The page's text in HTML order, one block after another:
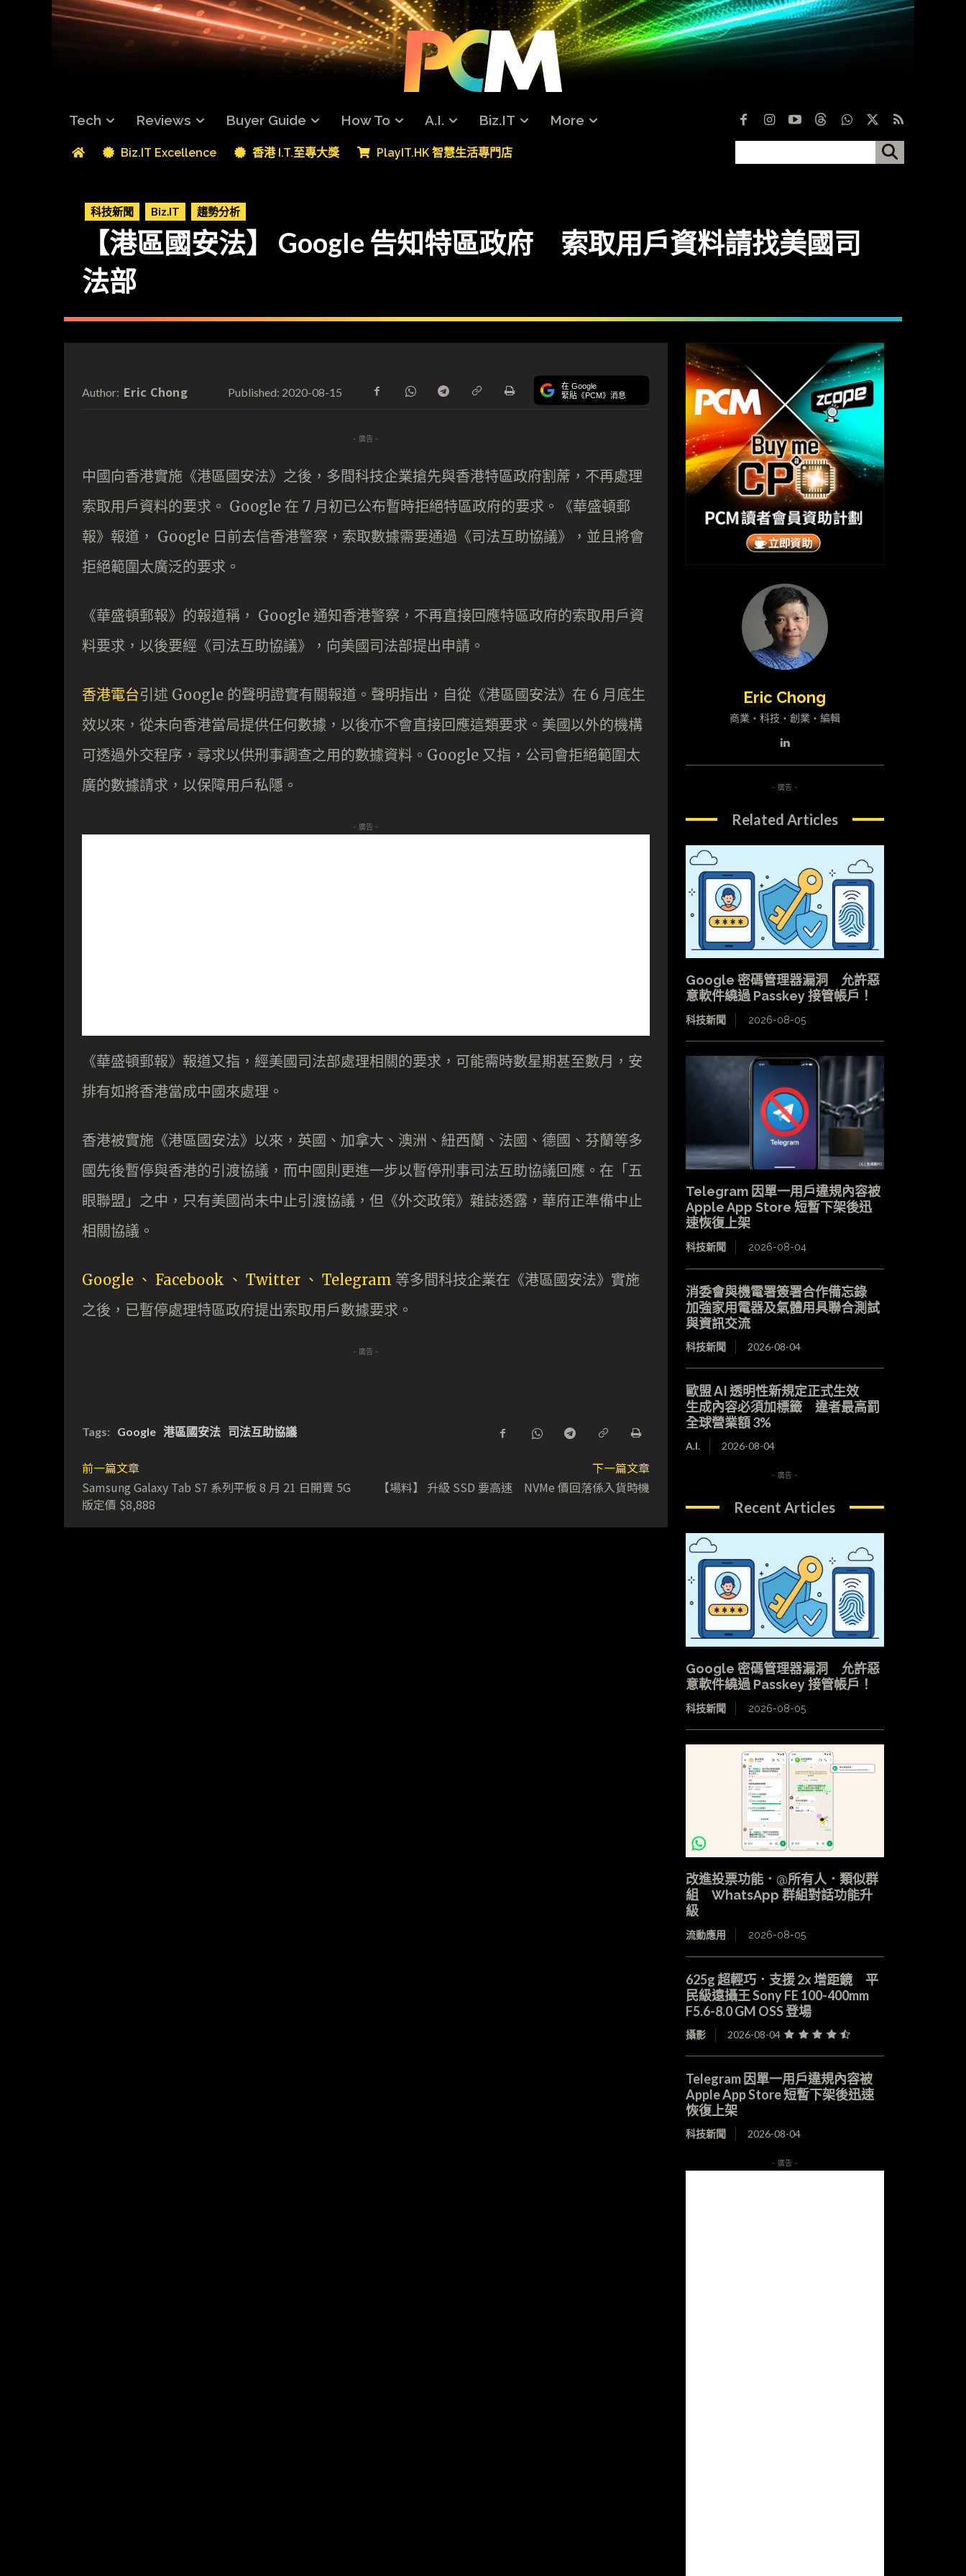
Tech Reviews Buyer Guide How To A.I. Biz.IT More
Biz.IT Excellence 香港 I.T.至專大獎 PlayIT.HK 智慧生活專門店
科技新聞 Biz.IT 趨勢分析
【港區國安法】 Google 告知特區政府 索取用戶資料請找美國司
法部
Author: Eric Chong Published: 2020-08-15 在 Google
緊貼《PCM》消息
- 廣告 -
中國向香港實施《港區國安法》之後，多間科技企業搶先與香港特區政府割蓆，不再處理
索取用戶資料的要求。 Google 在 7 月初已公布暫時拒絕特區政府的要求。《華盛頓郵
報》報道， Google 日前去信香港警察，索取數據需要通過《司法互助協議》，並且將會
拒絕範圍太廣泛的要求。
《華盛頓郵報》的報道稱， Google 通知香港警察，不再直接回應特區政府的索取用戶資
料要求，以後要經《司法互助協議》，向美國司法部提出申請。
香港電台引述 Google 的聲明證實有關報道。聲明指出，自從《港區國安法》在 6 月底生
效以來，從未向香港當局提供任何數據，以後亦不會直接回應這類要求。美國以外的機構
可透過外交程序，尋求以供刑事調查之用的數據資料。Google 又指，公司會拒絕範圍太
廣的數據請求，以保障用戶私隱。
- 廣告 -
《華盛頓郵報》報道又指，經美國司法部處理相關的要求，可能需時數星期甚至數月，安
排有如將香港當成中國來處理。
香港被實施《港區國安法》以來，英國、加拿大、澳洲、紐西蘭、法國、德國、芬蘭等多
國先後暫停與香港的引渡協議，而中國則更進一步以暫停刑事司法互助協議回應。在「五
眼聯盟」之中，只有美國尚未中止引渡協議，但《外交政策》雜誌透露，華府正準備中止
相關協議。
Google 、 Facebook 、 Twitter 、 Telegram 等多間科技企業在《港區國安法》實施
之後，已暫停處理特區政府提出索取用戶數據要求。
- 廣告 -
Tags: Google 港區國安法 司法互助協議
前一篇文章
Samsung Galaxy Tab S7 系列平板 8 月 21 日開賣 5G
版定價 $8,888
下一篇文章
【場料】 升級 SSD 要高速 NVMe 價回落係入貨時機
Eric Chong
商業・科技・創業・編輯
- 廣告 -
Related Articles
Google 密碼管理器漏洞 允許惡
意軟件繞過 Passkey 接管帳戶！
科技新聞 2026-08-05
Telegram 因單一用戶違規內容被
Apple App Store 短暫下架後迅
速恢復上架
科技新聞 2026-08-04
消委會與機電署簽署合作備忘錄
加強家用電器及氣體用具聯合測試
與資訊交流
科技新聞 2026-08-04
歐盟 AI 透明性新規定正式生效
生成內容必須加標籤 違者最高罰
全球營業額 3%
A.I. 2026-08-04
- 廣告 -
Recent Articles
Google 密碼管理器漏洞 允許惡
意軟件繞過 Passkey 接管帳戶！
科技新聞 2026-08-05
改進投票功能．@所有人．類似群
組 WhatsApp 群組對話功能升
級
流動應用 2026-08-05
625g 超輕巧．支援 2x 增距鏡 平
民級遠攝王 Sony FE 100-400mm
F5.6-8.0 GM OSS 登場
攝影 2026-08-04
Telegram 因單一用戶違規內容被
Apple App Store 短暫下架後迅速
恢復上架
科技新聞 2026-08-04
- 廣告 -